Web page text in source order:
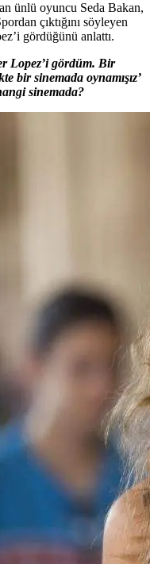
ünlü oyuncu Seda Bakan,
çıktığını söyleyen
gördüğünü anlattı.
Lopez’i gördüm. Bir
bir sinemada oynamışız’
sinemada?